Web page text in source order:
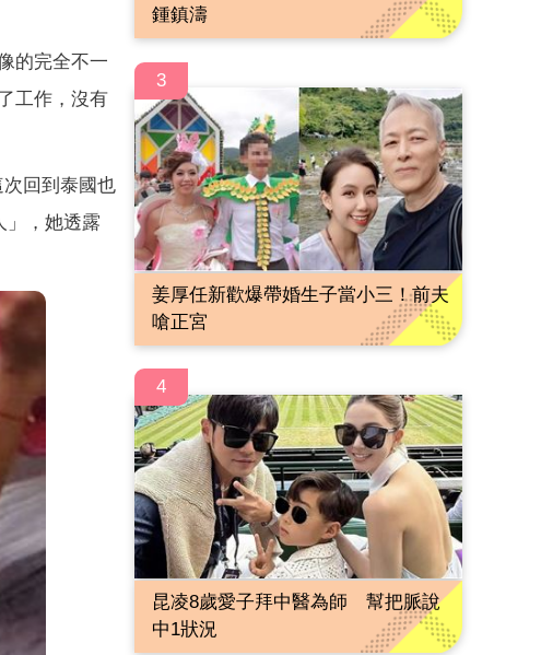
的完全不一
工作，沒有
回到泰國也
」，她透露
鍾鎮濤
3
姜厚任新歡爆帶婚生子當小三！前夫
嗆正宮
4
昆凌8歲愛子拜中醫為師 幫把脈說
中1狀況